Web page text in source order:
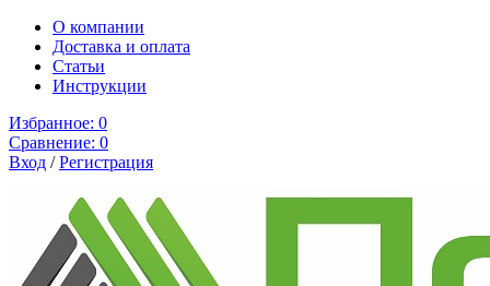
О компании
Доставка и оплата
Cтатьи
Инструкции
Избранное: 0
Сравнение: 0
Вход /Регистрация